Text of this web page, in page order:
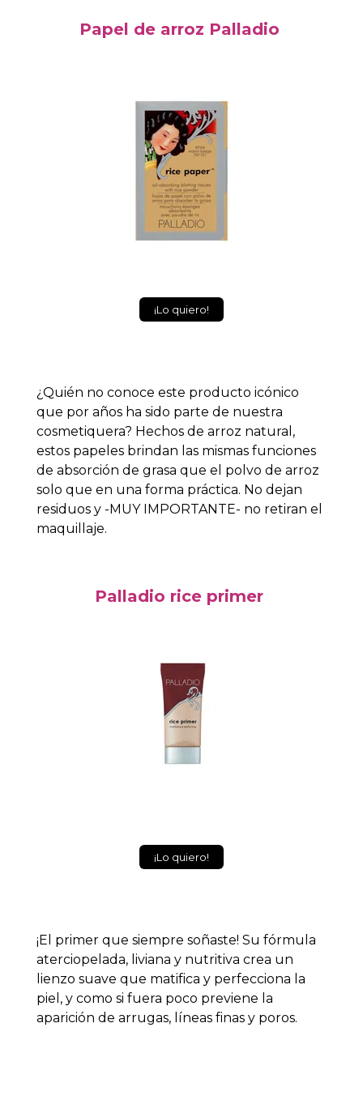
Papel de arroz Palladio
¡Lo quiero!
¿Quién no conoce este producto icónico
que por años ha sido parte de nuestra
cosmetiquera? Hechos de arroz natural,
estos papeles brindan las mismas funciones
de absorción de grasa que el polvo de arroz
solo que en una forma práctica. No dejan
residuos y -MUY IMPORTANTE- no retiran el
maquillaje.
Palladio rice primer
¡Lo quiero!
¡El primer que siempre soñaste! Su fórmula
aterciopelada, liviana y nutritiva crea un
lienzo suave que matifica y perfecciona la
piel, y como si fuera poco previene la
aparición de arrugas, líneas finas y poros.